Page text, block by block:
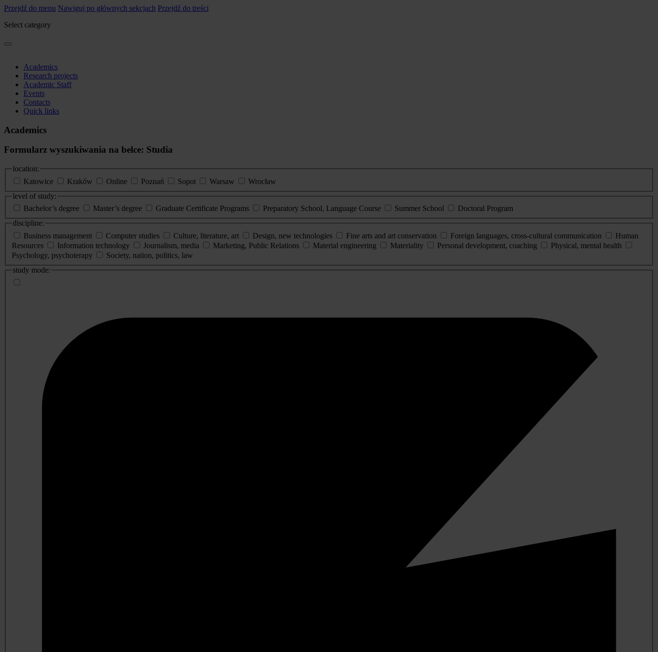
Przejdź do menu Nawiguj po głównych sekcjach Przejdź do treści
Select category
Academics
Research projects
Academic Staff
Events
Contacts
Quick links
Academics
Formularz wyszukiwania na belce: Studia
location:
Katowice
Kraków Online Poznań Sopot Warsaw
Wrocław
level of study:
Bachelor’s degree
Master’s degree Graduate Certificate Programs Preparatory School, Language Course Summer School
Doctoral Program
discipline:
Business management
Computer studies Culture, literature, art Design, new technologies Fine arts and art conservation Foreign languages, cross-cultural communication
Human
Resources
Information technology Journalism, media Marketing, Public Relations Material engineering Materiality Personal development, coaching
Physical, mental health
Psychology, psychoterapy
Society, nation, politics, law
study mode: